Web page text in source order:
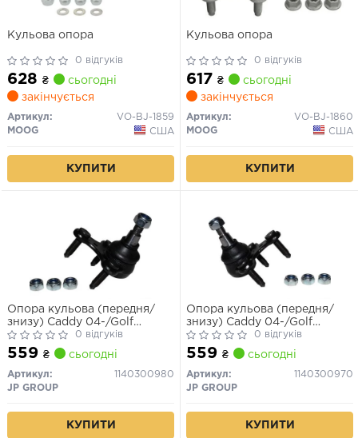
Кульова опора
0 відгуків
628 ₴
сьогодні
закінчується
Артикул:
VO-BJ-1859
MOOG
США
КУПИТИ
Кульова опора
0 відгуків
617 ₴
сьогодні
закінчується
Артикул:
VO-BJ-1860
MOOG
США
КУПИТИ
Опора кульова (передня/
знизу) Caddy 04-/Golf
V/Octavia Пр.0 відгуків
559 ₴ сьогодні
Артикул:
1140300980
JP GROUP
КУПИТИ
Опора кульова (передня/
знизу) Caddy 04-/Golf
V/Octavia Л.0 відгуків
559 ₴ сьогодні
Артикул:
1140300970
JP GROUP
КУПИТИ